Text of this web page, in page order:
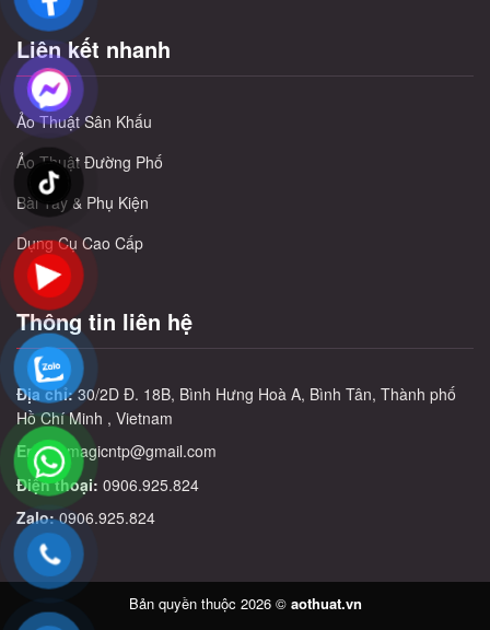
Liên kết nhanh
Ảo Thuật Sân Khấu
Ảo Thuật Đường Phố
Bài Tây & Phụ Kiện
Dụng Cụ Cao Cấp
Thông tin liên hệ
Địa chỉ:30/2D Đ. 18B, Bình Hưng Hoà A, Bình Tân, Thành phố
Hồ Chí Minh , Vietnam
Email:magicntp@gmail.com
Điện thoại: 0906.925.824
Zalo:0906.925.824
Bản quyền thuộc 2026 © aothuat.vn